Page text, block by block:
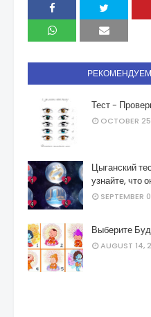
Тест -
OCTOBER
Цыганский
узнайте, что
SEPTEMBER
Выберите
AUGUST 14,